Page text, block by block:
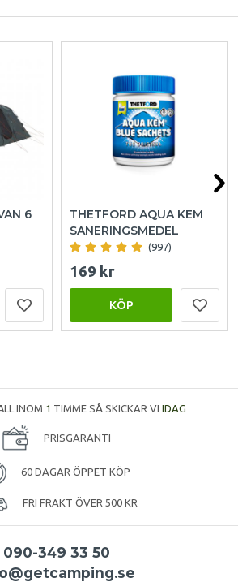
6
THETFORD AQUA KEM
SANERINGSMEDEL
(997)
169 kr
KÖP
INOM 1 TIMME SÅ SKICKAR VI IDAG
PRISGARANTI
60 DAGAR ÖPPET KÖP
FRI FRAKT ÖVER 500 KR
090-349 33 50